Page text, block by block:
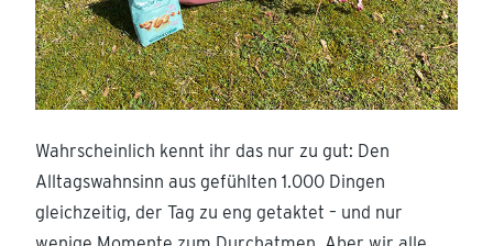
Wahrscheinlich kennt ihr das nur zu gut: Den
Alltagswahnsinn aus gefühlten 1.000 Dingen
gleichzeitig, der Tag zu eng getaktet – und nur